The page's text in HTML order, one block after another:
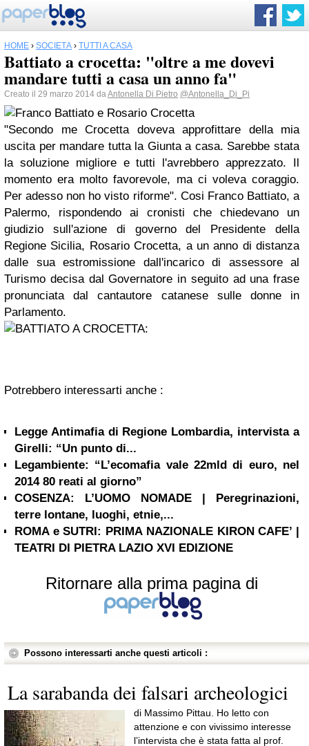
HOME › SOCIETÀ › TUTTI A CASA
Battiato a crocetta: "oltre a me dovevi
mandare tutti a casa un anno fa"
Creato il 29 marzo 2014 daAntonella Di Pietro @Antonella_Di_Pi
"Secondo me Crocetta doveva approfittare della mia
uscita per mandare tutta la Giunta a casa. Sarebbe stata
la soluzione migliore e tutti l'avrebbero apprezzato. Il
momento era molto favorevole, ma ci voleva coraggio.
Per adesso non ho visto riforme". Cosi Franco Battiato, a
Palermo, rispondendo ai cronisti che chiedevano un
giudizio sull'azione di governo del Presidente della
Regione Sicilia, Rosario Crocetta, a un anno di distanza
dalle sua estromissione dall'incarico di assessore al
Turismo decisa dal Governatore in seguito ad una frase
pronunciata dal cantautore catanese sulle donne in
Parlamento.
Potrebbero interessarti anche :
Legge Antimafia di Regione Lombardia, intervista a
Girelli: “Un punto di...
Legambiente: “L’ecomafia vale 22mld di euro, nel
2014 80 reati al giorno”
COSENZA: L’UOMO NOMADE | Peregrinazioni,
terre lontane, luoghi, etnie,...
ROMA e SUTRI: PRIMA NAZIONALE KIRON CAFE’ |
TEATRI DI PIETRA LAZIO XVI EDIZIONE
Ritornare alla prima pagina di
Possono interessarti anche questi articoli :
La sarabanda dei falsari archeologici
di Massimo Pittau. Ho letto con
attenzione e con vivissimo interesse
l’intervista che è stata fatta al prof.